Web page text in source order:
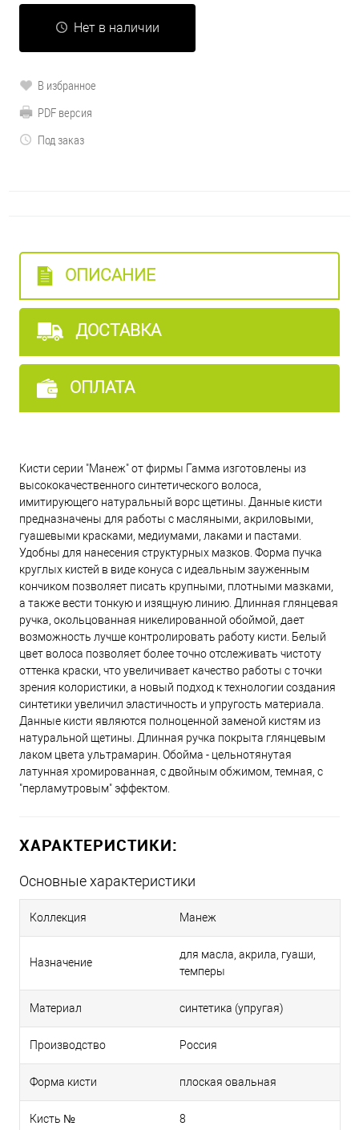
Нет в наличии
В избранное
PDF версия
Под заказ
ОПИСАНИЕ
ДОСТАВКА
ОПЛАТА
Кисти серии "Манеж" от фирмы Гамма изготовлены из
высококачественного синтетического волоса,
имитирующего натуральный ворс щетины. Данные кисти
предназначены для работы с масляными, акриловыми,
гуашевыми красками, медиумами, лаками и пастами.
Удобны для нанесения структурных мазков. Форма пучка
круглых кистей в виде конуса с идеальным зауженным
кончиком позволяет писать крупными, плотными мазками,
а также вести тонкую и изящную линию. Длинная глянцевая
ручка, окольцованная никелированной обоймой, дает
возможность лучше контролировать работу кисти. Белый
цвет волоса позволяет более точно отслеживать чистоту
оттенка краски, что увеличивает качество работы с точки
зрения колористики, а новый подход к технологии создания
синтетики увеличил эластичность и упругость материала.
Данные кисти являются полноценной заменой кистям из
натуральной щетины. Длинная ручка покрыта глянцевым
лаком цвета ультрамарин. Обойма - цельнотянутая
латунная хромированная, с двойным обжимом, темная, с
"перламутровым" эффектом.
ХАРАКТЕРИСТИКИ:
Основные характеристики
Коллекция Манеж
Назначение
для масла, акрила, гуаши,
темперы
Материал синтетика (упругая)
Производство Россия
Форма кисти плоская овальная
Кисть № 8